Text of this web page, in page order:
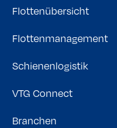
Flottenübersicht
Flottenmanagement
Schienenlogistik
VTG Connect
Branchen